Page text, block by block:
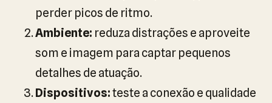
perder picos de ritmo.
Ambiente: reduza distrações e aproveite
som e imagem para captar pequenos
detalhes de atuação.
Dispositivos:teste a conexão e qualidade